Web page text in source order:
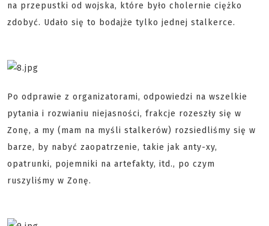
na przepustki od wojska, które było cholernie ciężko
zdobyć. Udało się to bodajże tylko jednej stalkerce.
Po odprawie z organizatorami, odpowiedzi na wszelkie
pytania i rozwianiu niejasności, frakcje rozeszły się w
Zonę, a my (mam na myśli stalkerów) rozsiedliśmy się w
barze, by nabyć zaopatrzenie, takie jak anty-xy,
opatrunki, pojemniki na artefakty, itd., po czym
ruszyliśmy w Zonę.